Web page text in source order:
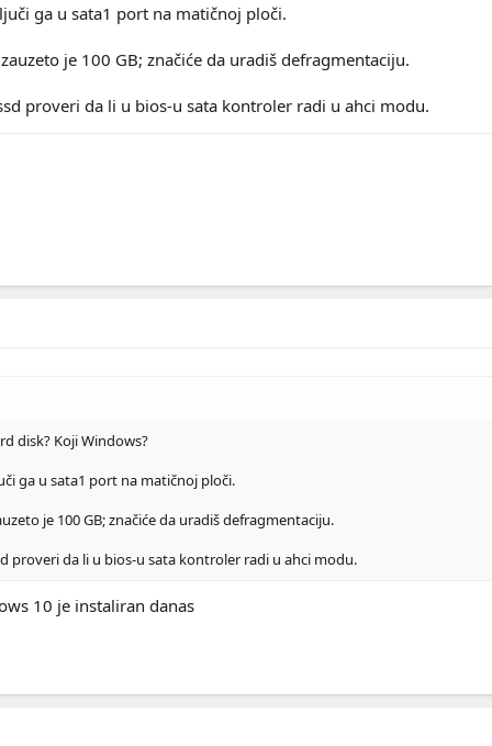
ga u sata1 port na matičnoj ploči.
je 100 GB; značiće da uradiš defragmentaciju.
proveri da li u bios-u sata kontroler radi u ahci modu.
disk? Koji Windows?
ga u sata1 port na matičnoj ploči.
je 100 GB; značiće da uradiš defragmentaciju.
proveri da li u bios-u sata kontroler radi u ahci modu.
10 je instaliran danas